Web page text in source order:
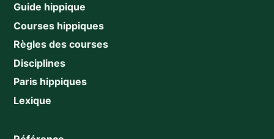
Guide hippique
Courses hippiques
Règles des courses
Disciplines
Paris hippiques
Lexique